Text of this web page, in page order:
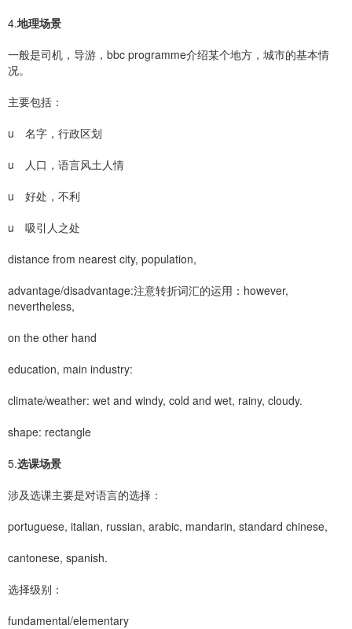
4.地理场景
一般是司机，导游，bbc programme介绍某个地方，城市的基本情
况。
主要包括：
u 名字，行政区划
u 人口，语言风土人情
u 好处，不利
u 吸引人之处
distance from nearest city, population,
advantage/disadvantage:注意转折词汇的运用：however,
nevertheless,
on the other hand
education, main industry:
climate/weather: wet and windy, cold and wet, rainy, cloudy.
shape: rectangle
5.选课场景
涉及选课主要是对语言的选择：
portuguese, italian, russian, arabic, mandarin, standard chinese,
cantonese, spanish.
选择级别：
fundamental/elementary